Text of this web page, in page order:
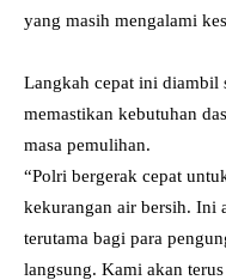
yang masih mengalami
Langkah cepat ini diambil
memastikan kebutuhan
masa pemulihan.
“Polri bergerak cepat
kekurangan air bersih. Ini
terutama bagi para
langsung. Kami akan